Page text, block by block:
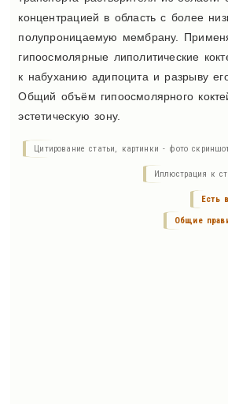
концентрацией в область с более
полупроницаемую мембрану.
гипоосмолярные липолитические
к набуханию адипоцита и разрыву
Общий объём гипоосмолярного
эстетическую зону.
Цитирование статьи, картинки - фото
Иллюстрация к
Есть
Общие